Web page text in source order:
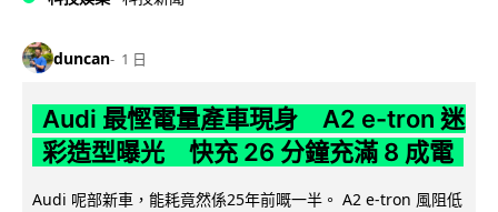
duncan 1 日
Audi 最慳電量產車現身 A2 e-tron 迷
彩造型曝光 快充 26 分鐘充滿 8 成電
Audi 呢部新車，能耗竟然係25年前嘅一半。 A2 e-tron 風阻低